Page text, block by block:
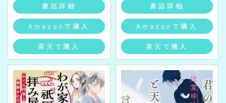
書誌詳細
Amazonで購入
楽天で購入
書誌詳細
Amazonで購入
楽天で購入